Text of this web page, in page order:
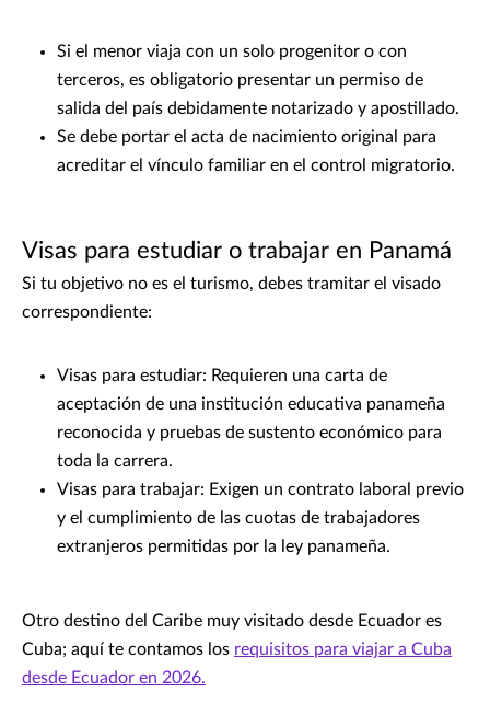
Si el menor viaja con un solo progenitor o con
terceros, es obligatorio presentar un permiso de
salida del país debidamente notarizado y apostillado.
Se debe portar el acta de nacimiento original para
acreditar el vínculo familiar en el control migratorio.
Visas para estudiar o trabajar en Panamá
Si tu objetivo no es el turismo, debes tramitar el visado
correspondiente:
Visas para estudiar: Requieren una carta de
aceptación de una institución educativa panameña
reconocida y pruebas de sustento económico para
toda la carrera.
Visas para trabajar: Exigen un contrato laboral previo
y el cumplimiento de las cuotas de trabajadores
extranjeros permitidas por la ley panameña.
Otro destino del Caribe muy visitado desde Ecuador es
Cuba; aquí te contamos los requisitos para viajar a Cuba
desde Ecuador en 2026.